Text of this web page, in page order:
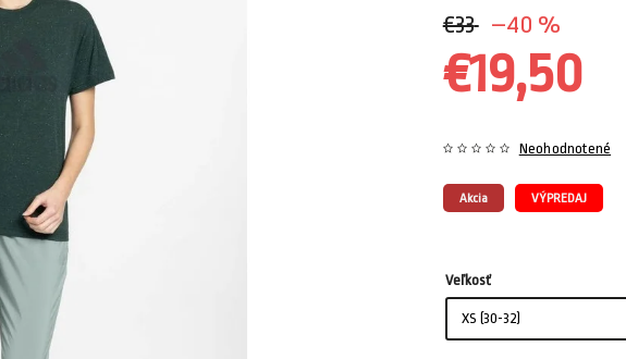
€33 –40 %
€19,50
Akcia VÝPREDAJ
Neohodnotené
Veľkosť